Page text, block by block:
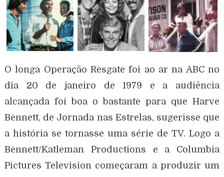
O longa Operação Resgate foi ao ar na ABC no
dia 20 de janeiro de 1979 e a audiência
alcançada foi boa o bastante para que Harve
Bennett, de Jornada nas Estrelas, sugerisse que
a história se tornasse uma série de TV. Logo a
Bennett/Katleman Productions e a Columbia
Pictures Television começaram a produzir um